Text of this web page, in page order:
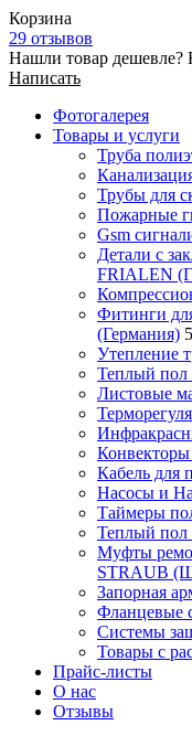
Корзина
29 отзывов
Нашли товар дешевле?
Написать
Фотогалерея
Товары и услуги
Труба
Трубы для
Пожарные
Gsm
Детали с
FRIALEN
Фитинги
(Германия)
Утепление
Теплый пол
Листовые
Конвекторы
Кабель для
Насосы и
Таймеры
Теплый пол
Муфты
STRAUB
Запорная
Фланцевые
Системы
Товары с
Прайс-листы
О нас
Отзывы